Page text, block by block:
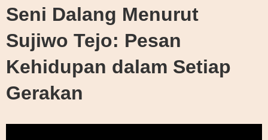
Seni Dalang Menurut
Sujiwo Tejo: Pesan
Kehidupan dalam Setiap
Gerakan